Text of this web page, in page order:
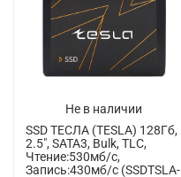
Не в наличии
SSD ТЕСЛА (TESLA) 128Гб,
2.5", SATA3, Bulk, TLC,
Чтение:530мб/с,
Запись:430мб/с (SSDTSLA-